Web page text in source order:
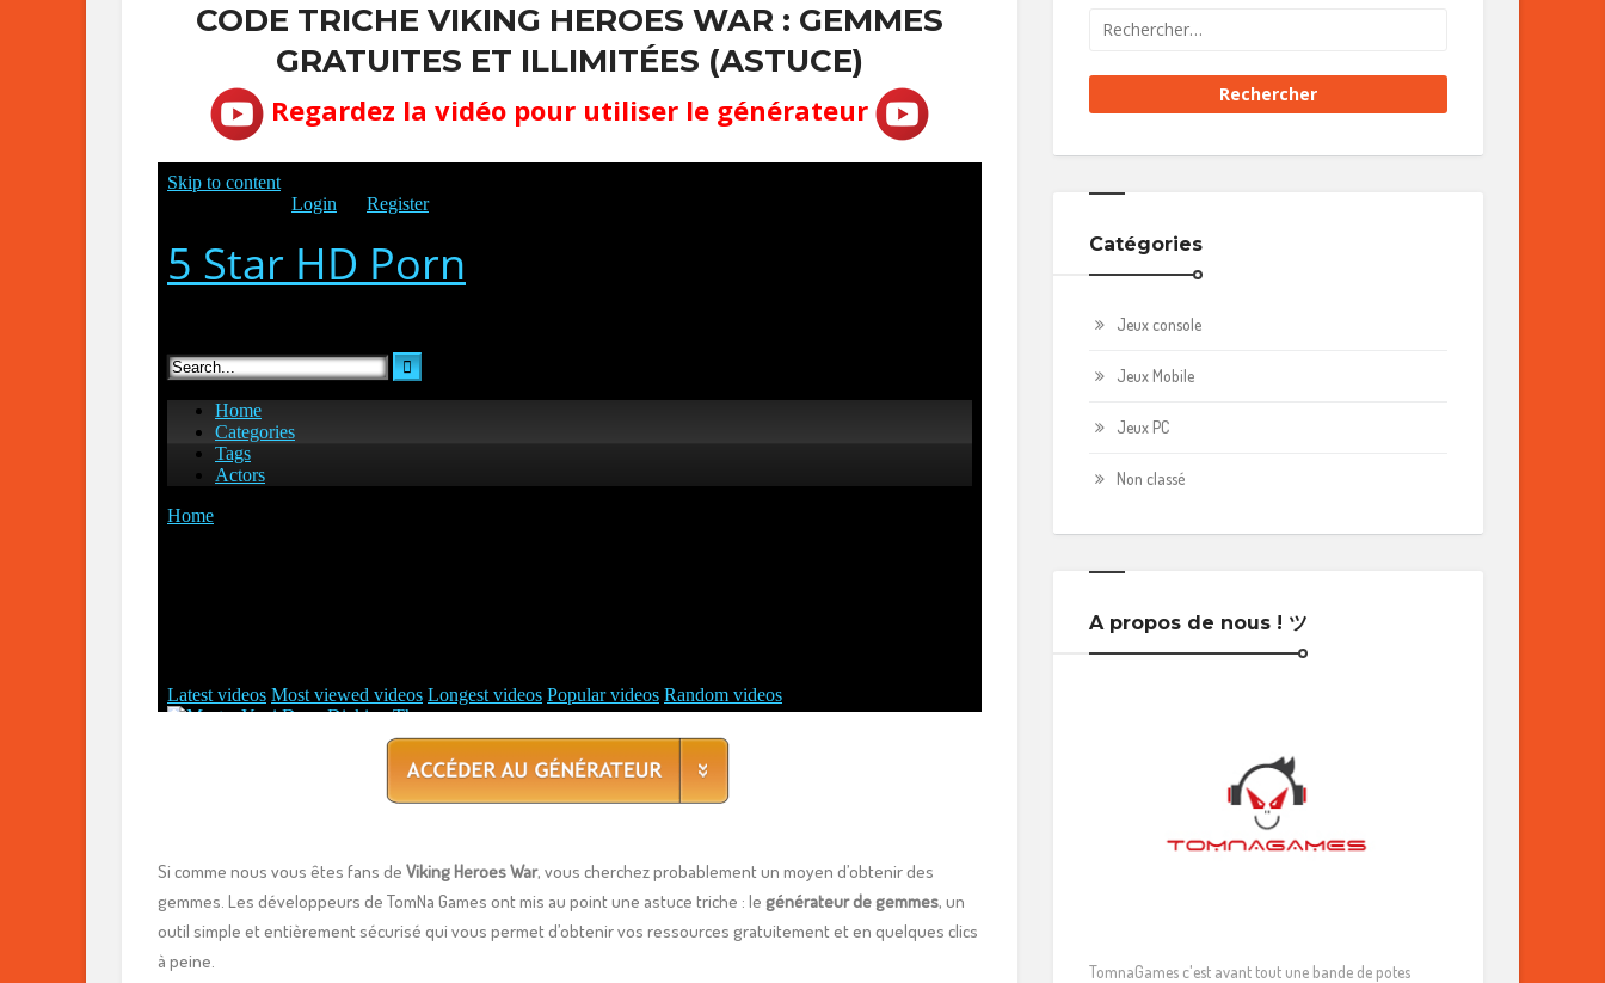
CODE TRICHE VIKING HEROES WAR : GEMMES
GRATUITES ET ILLIMITÉES (ASTUCE)
Regardez la vidéo pour utiliser le générateur
Si comme nous vous êtes fans de Viking Heroes War, vous cherchez probablement un moyen d’obtenir des
gemmes. Les développeurs de TomNa Games ont mis au point une astuce triche : le générateur de gemmes, un
outil simple et entièrement sécurisé qui vous permet d’obtenir vos ressources gratuitement et en quelques clics
à peine.
Catégories
Jeux console
Jeux Mobile
Jeux PC
Non classé
A propos de nous ! ツ
TomnaGames c'est avant tout une bande de potes